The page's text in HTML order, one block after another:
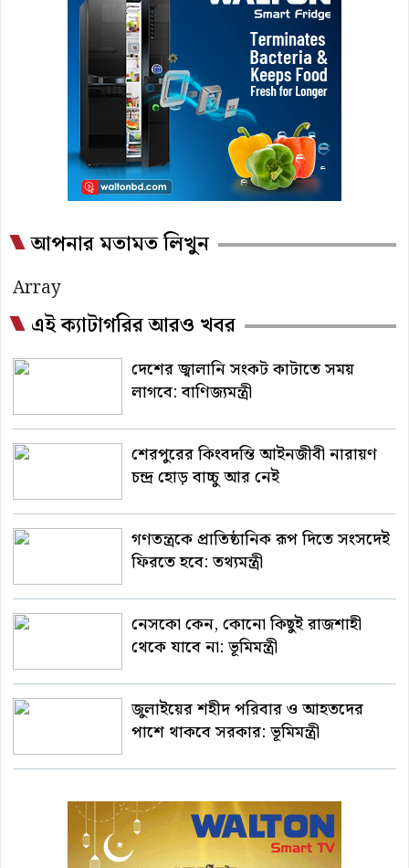
আপনার মতামত লিখুন
Array
এই ক্যাটাগরির আরও খবর
দেশের জ্বালানি সংকট কাটাতে সময়
লাগবে: বাণিজ্যমন্ত্রী
শেরপুরের কিংবদন্তি আইনজীবী নারায়ণ
চন্দ্র হোড় বাচ্চু আর নেই
গণতন্ত্রকে প্রাতিষ্ঠানিক রূপ দিতে সংসদেই
ফিরতে হবে: তথ্যমন্ত্রী
নেসকো কেন, কোনো কিছুই রাজশাহী
থেকে যাবে না: ভূমিমন্ত্রী
জুলাইয়ের শহীদ পরিবার ও আহতদের
পাশে থাকবে সরকার: ভূমিমন্ত্রী